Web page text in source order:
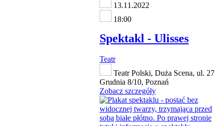
13.11.2022
18:00
Spektakl - Ulisses
Teatr
Teatr Polski, Duża Scena, ul. 27
Grudnia 8/10, Poznań
Zobacz szczegóły